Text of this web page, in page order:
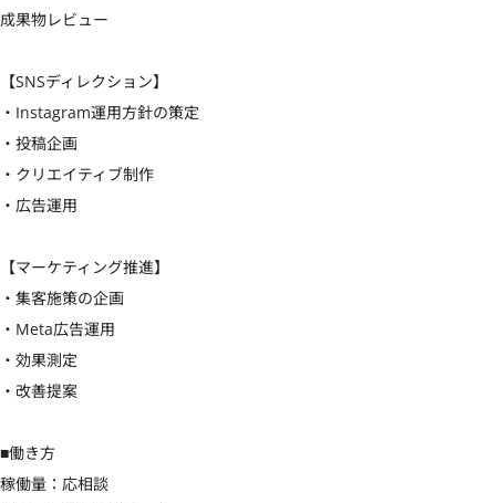
成果物レビュー
【SNSディレクション】
・Instagram運用方針の策定
・投稿企画
・クリエイティブ制作
・広告運用
【マーケティング推進】
・集客施策の企画
・Meta広告運用
・効果測定
・改善提案
■働き方
稼働量：応相談